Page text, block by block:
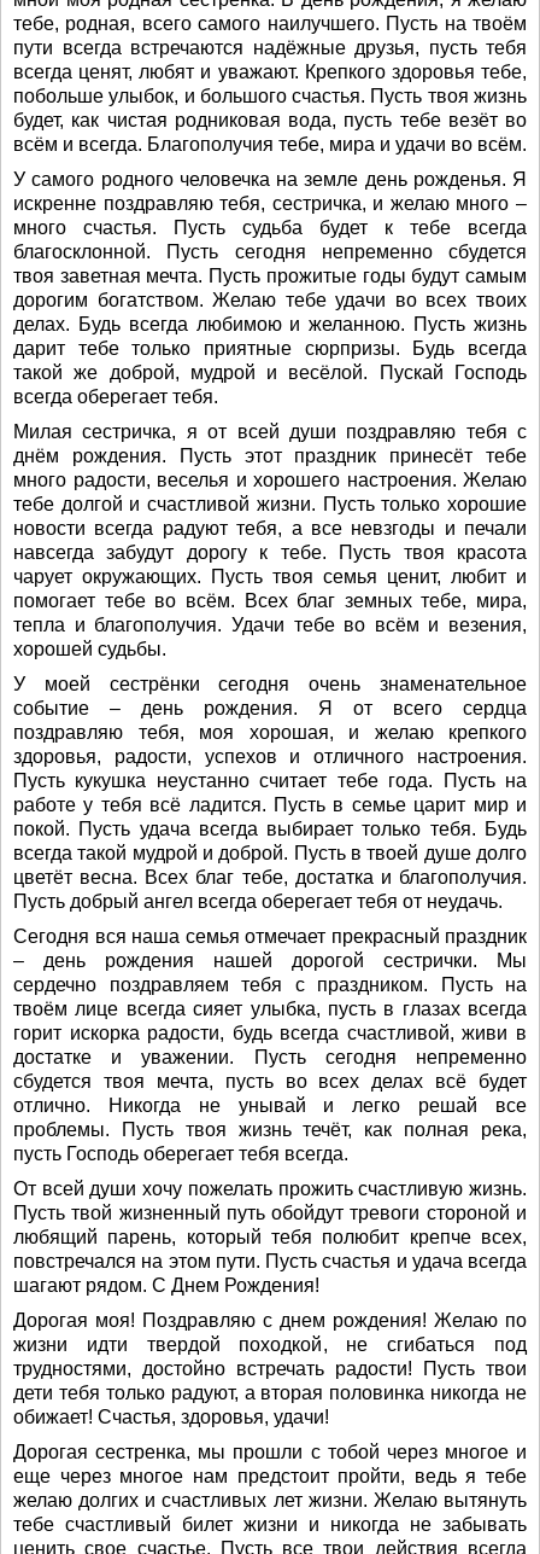
тебе, родная, всего самого наилучшего. Пусть на твоём
пути всегда встречаются надёжные друзья, пусть тебя
всегда ценят, любят и уважают. Крепкого здоровья тебе,
побольше улыбок, и большого счастья. Пусть твоя жизнь
будет, как чистая родниковая вода, пусть тебе везёт во
всём и всегда. Благополучия тебе, мира и удачи во всём.
У самого родного человечка на земле день рожденья. Я
искренне поздравляю тебя, сестричка, и желаю много –
много счастья. Пусть судьба будет к тебе всегда
благосклонной. Пусть сегодня непременно сбудется
твоя заветная мечта. Пусть прожитые годы будут самым
дорогим богатством. Желаю тебе удачи во всех твоих
делах. Будь всегда любимою и желанною. Пусть жизнь
дарит тебе только приятные сюрпризы. Будь всегда
такой же доброй, мудрой и весёлой. Пускай Господь
всегда оберегает тебя.
Милая сестричка, я от всей души поздравляю тебя с
днём рождения. Пусть этот праздник принесёт тебе
много радости, веселья и хорошего настроения. Желаю
тебе долгой и счастливой жизни. Пусть только хорошие
новости всегда радуют тебя, а все невзгоды и печали
навсегда забудут дорогу к тебе. Пусть твоя красота
чарует окружающих. Пусть твоя семья ценит, любит и
помогает тебе во всём. Всех благ земных тебе, мира,
тепла и благополучия. Удачи тебе во всём и везения,
хорошей судьбы.
У моей сестрёнки сегодня очень знаменательное
событие – день рождения. Я от всего сердца
поздравляю тебя, моя хорошая, и желаю крепкого
здоровья, радости, успехов и отличного настроения.
Пусть кукушка неустанно считает тебе года. Пусть на
работе у тебя всё ладится. Пусть в семье царит мир и
покой. Пусть удача всегда выбирает только тебя. Будь
всегда такой мудрой и доброй. Пусть в твоей душе долго
цветёт весна. Всех благ тебе, достатка и благополучия.
Пусть добрый ангел всегда оберегает тебя от неудачь.
Сегодня вся наша семья отмечает прекрасный праздник
– день рождения нашей дорогой сестрички. Мы
сердечно поздравляем тебя с праздником. Пусть на
твоём лице всегда сияет улыбка, пусть в глазах всегда
горит искорка радости, будь всегда счастливой, живи в
достатке и уважении. Пусть сегодня непременно
сбудется твоя мечта, пусть во всех делах всё будет
отлично. Никогда не унывай и легко решай все
проблемы. Пусть твоя жизнь течёт, как полная река,
пусть Господь оберегает тебя всегда.
От всей души хочу пожелать прожить счастливую жизнь.
Пусть твой жизненный путь обойдут тревоги стороной и
любящий парень, который тебя полюбит крепче всех,
повстречался на этом пути. Пусть счастья и удача всегда
шагают рядом. С Днем Рождения!
Дорогая моя! Поздравляю с днем рождения! Желаю по
жизни идти твердой походкой, не сгибаться под
трудностями, достойно встречать радости! Пусть твои
дети тебя только радуют, а вторая половинка никогда не
обижает! Счастья, здоровья, удачи!
Дорогая сестренка, мы прошли с тобой через многое и
еще через многое нам предстоит пройти, ведь я тебе
желаю долгих и счастливых лет жизни. Желаю вытянуть
тебе счастливый билет жизни и никогда не забывать
ценить свое счастье. Пусть все твои действия всегда